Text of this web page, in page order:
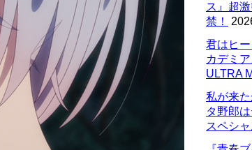
ス』超
禁！
君はヒ
カデミ
ULTRA
私が来
タ野郎
スペシ